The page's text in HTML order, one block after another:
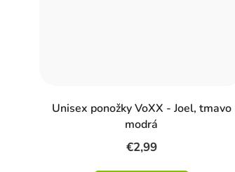
Unisex ponožky VoXX - Joel, tmavo
modrá
€2,99